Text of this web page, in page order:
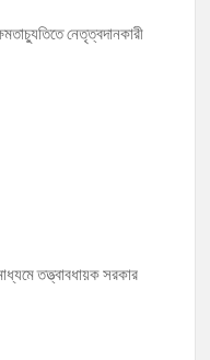
নেতৃত্বদানকারী
তত্ত্বাবধায়ক সরকার